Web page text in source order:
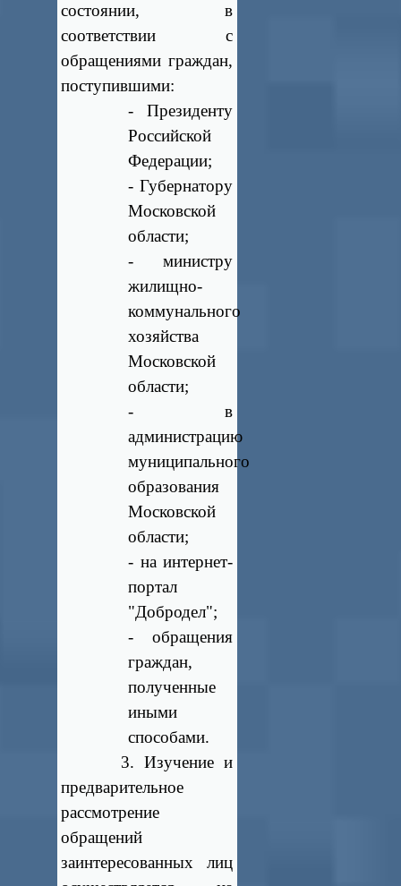
состоянии, в
соответствии с
обращениями граждан,
поступившими:
- Президенту
Российской
Федерации;
- Губернатору
Московской
области;
- министру
жилищно-
коммунального
хозяйства
Московской
области;
- в
администрацию
муниципального
образования
Московской
области;
- на интернет-
портал
"Добродел";
- обращения
граждан,
полученные
иными
способами.
3. Изучение и
предварительное
рассмотрение
обращений
заинтересованных лиц